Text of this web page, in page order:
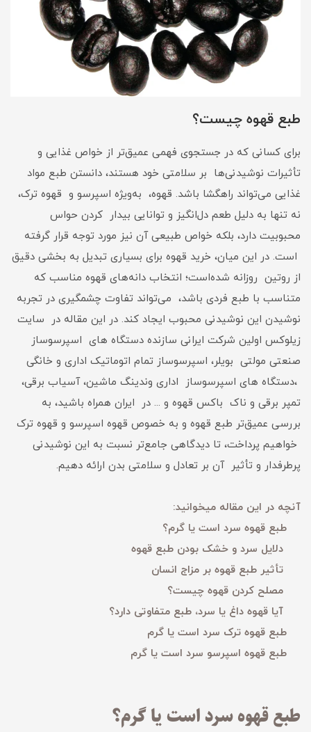
طبع قهوه چیست؟
برای کسانی که در جستجوی فهمی عمیق‌تر از خواص غذایی و
تأثیرات نوشیدنی‌ها بر سلامتی خود هستند، دانستن طبع مواد
غذایی می‌تواند راهگشا باشد. قهوه، به‌ویژه اسپرسو و قهوه ترک،
نه تنها به دلیل طعم دل‌انگیز و توانایی بیدار کردن حواس
محبوبیت دارد، بلکه خواص طبیعی آن نیز مورد توجه قرار گرفته
است. در این میان، خرید قهوه برای بسیاری تبدیل به بخشی دقیق
از روتین روزانه شده‌است؛ انتخاب دانه‌های قهوه مناسب که
متناسب با طبع فردی باشد، می‌تواند تفاوت چشمگیری در تجربه
نوشیدن این نوشیدنی محبوب ایجاد کند. در این مقاله در سایت
زیلوکس اولین شرکت ایرانی سازنده دستگاه های اسپرسوساز
صنعتی مولتی بویلر، اسپرسوساز تمام اتوماتیک اداری و خانگی
،دستگاه های اسپرسوساز اداری وندینگ ماشین، آسیاب برقی،
تمپر برقی و ناک باکس قهوه و ... در ایران همراه باشید، به
بررسی عمیق‌تر طبع قهوه و به خصوص قهوه اسپرسو و قهوه ترک
خواهیم پرداخت، تا دیدگاهی جامع‌تر نسبت به این نوشیدنی
پرطرفدار و تأثیر آن بر تعادل و سلامتی بدن ارائه دهیم.
آنچه در این مقاله میخوانید:
طبع قهوه سرد است یا گرم؟
دلایل سرد و خشک بودن طبع قهوه
تأثیر طبع قهوه بر مزاج انسان
مصلح کردن قهوه چیست؟
آیا قهوه داغ یا سرد، طبع متفاوتی دارد؟
طبع قهوه ترک سرد است یا گرم
طبع قهوه اسپرسو سرد است یا گرم
طبع قهوه سرد است یا گرم؟